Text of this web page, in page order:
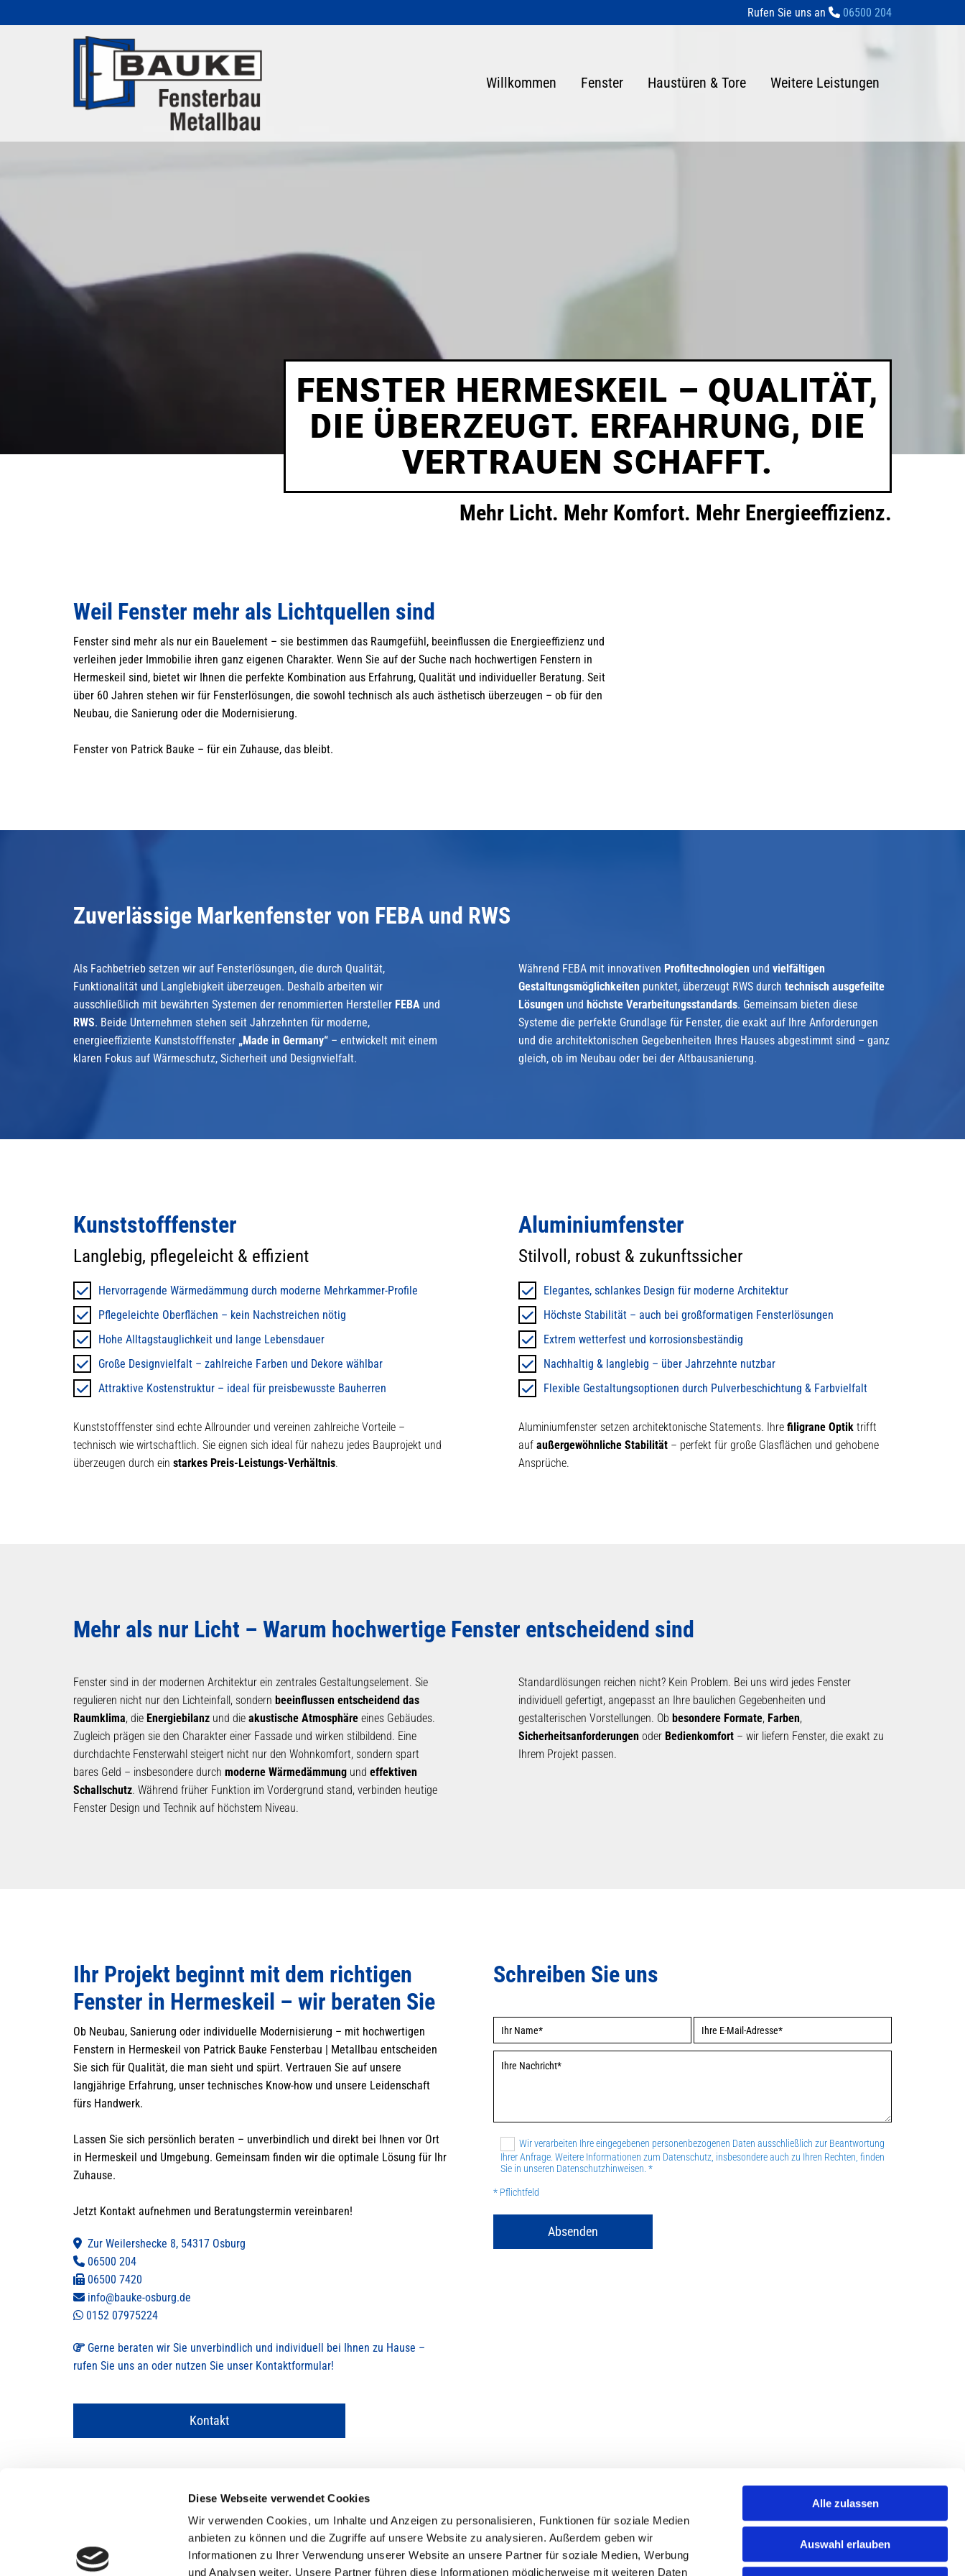
Diese Webseite verwendet Cookies
Wir verwenden Cookies, um Inhalte und Anzeigen zu personalisieren, Funktionen für soziale Medien
anbieten zu können und die Zugriffe auf unsere Website zu analysieren. Außerdem geben wir
Informationen zu Ihrer Verwendung unserer Website an unsere Partner für soziale Medien, Werbung
und Analysen weiter. Unsere Partner führen diese Informationen möglicherweise mit weiteren Daten
Alle zulassen
Auswahl erlauben
Rufen Sie uns an  06500 204
Willkommen Fenster Haustüren & Tore Weitere Leistungen
FENSTER HERMESKEIL – QUALITÄT,
DIE ÜBERZEUGT. ERFAHRUNG, DIE
VERTRAUEN SCHAFFT.
Mehr Licht. Mehr Komfort. Mehr Energieeffizienz.
Weil Fenster mehr als Lichtquellen sind
Fenster sind mehr als nur ein Bauelement – sie bestimmen das Raumgefühl, beeinflussen die Energieeffizienz und
verleihen jeder Immobilie ihren ganz eigenen Charakter. Wenn Sie auf der Suche nach hochwertigen Fenstern in
Hermeskeil sind, bietet wir Ihnen die perfekte Kombination aus Erfahrung, Qualität und individueller Beratung. Seit
über 60 Jahren stehen wir für Fensterlösungen, die sowohl technisch als auch ästhetisch überzeugen – ob für den
Neubau, die Sanierung oder die Modernisierung.
Fenster von Patrick Bauke – für ein Zuhause, das bleibt.
Zuverlässige Markenfenster von FEBA und RWS
Als Fachbetrieb setzen wir auf Fensterlösungen, die durch Qualität,
Funktionalität und Langlebigkeit überzeugen. Deshalb arbeiten wir
ausschließlich mit bewährten Systemen der renommierten Hersteller FEBA und
RWS. Beide Unternehmen stehen seit Jahrzehnten für moderne,
energieeffiziente Kunststofffenster „Made in Germany“ – entwickelt mit einem
klaren Fokus auf Wärmeschutz, Sicherheit und Designvielfalt.
Während FEBA mit innovativen Profiltechnologien und vielfältigen
Gestaltungsmöglichkeiten punktet, überzeugt RWS durch technisch ausgefeilte
Lösungen und höchste Verarbeitungsstandards. Gemeinsam bieten diese
Systeme die perfekte Grundlage für Fenster, die exakt auf Ihre Anforderungen
und die architektonischen Gegebenheiten Ihres Hauses abgestimmt sind – ganz
gleich, ob im Neubau oder bei der Altbausanierung.
Kunststofffenster
Langlebig, pflegeleicht & effizient
Hervorragende Wärmedämmung durch moderne Mehrkammer-Profile
Pflegeleichte Oberflächen – kein Nachstreichen nötig
Hohe Alltagstauglichkeit und lange Lebensdauer
Große Designvielfalt – zahlreiche Farben und Dekore wählbar
Attraktive Kostenstruktur – ideal für preisbewusste Bauherren
Kunststofffenster sind echte Allrounder und vereinen zahlreiche Vorteile –
technisch wie wirtschaftlich. Sie eignen sich ideal für nahezu jedes Bauprojekt und
überzeugen durch ein starkes Preis-Leistungs-Verhältnis.
Aluminiumfenster
Stilvoll, robust & zukunftssicher
Elegantes, schlankes Design für moderne Architektur
Höchste Stabilität – auch bei großformatigen Fensterlösungen
Extrem wetterfest und korrosionsbeständig
Nachhaltig & langlebig – über Jahrzehnte nutzbar
Flexible Gestaltungsoptionen durch Pulverbeschichtung & Farbvielfalt
Aluminiumfenster setzen architektonische Statements. Ihre filigrane Optik trifft
auf außergewöhnliche Stabilität – perfekt für große Glasflächen und gehobene
Ansprüche.
Mehr als nur Licht – Warum hochwertige Fenster entscheidend sind
Fenster sind in der modernen Architektur ein zentrales Gestaltungselement. Sie
regulieren nicht nur den Lichteinfall, sondern beeinflussen entscheidend das
Raumklima, die Energiebilanz und die akustische Atmosphäre eines Gebäudes.
Zugleich prägen sie den Charakter einer Fassade und wirken stilbildend. Eine
durchdachte Fensterwahl steigert nicht nur den Wohnkomfort, sondern spart
bares Geld – insbesondere durch moderne Wärmedämmung und effektiven
Schallschutz. Während früher Funktion im Vordergrund stand, verbinden heutige
Fenster Design und Technik auf höchstem Niveau.
Standardlösungen reichen nicht? Kein Problem. Bei uns wird jedes Fenster
individuell gefertigt, angepasst an Ihre baulichen Gegebenheiten und
gestalterischen Vorstellungen. Ob besondere Formate, Farben,
Sicherheitsanforderungen oder Bedienkomfort – wir liefern Fenster, die exakt zu
Ihrem Projekt passen.
Ihr Projekt beginnt mit dem richtigen
Fenster in Hermeskeil – wir beraten Sie
Ob Neubau, Sanierung oder individuelle Modernisierung – mit hochwertigen
Fenstern in Hermeskeil von Patrick Bauke Fensterbau | Metallbau entscheiden
Sie sich für Qualität, die man sieht und spürt. Vertrauen Sie auf unsere
langjährige Erfahrung, unser technisches Know-how und unsere Leidenschaft
fürs Handwerk.
Lassen Sie sich persönlich beraten – unverbindlich und direkt bei Ihnen vor Ort
in Hermeskeil und Umgebung. Gemeinsam finden wir die optimale Lösung für Ihr
Zuhause.
Jetzt Kontakt aufnehmen und Beratungstermin vereinbaren!
 Zur Weilershecke 8, 54317 Osburg
 06500 204
 06500 7420
 info@bauke-osburg.de
 0152 07975224
 Gerne beraten wir Sie unverbindlich und individuell bei Ihnen zu Hause –
rufen Sie uns an oder nutzen Sie unser Kontaktformular!
Kontakt
Schreiben Sie uns
Wir verarbeiten Ihre eingegebenen personenbezogenen Daten ausschließlich zur Beantwortung
Ihrer Anfrage. Weitere Informationen zum Datenschutz, insbesondere auch zu Ihren Rechten, finden
Sie in unseren Datenschutzhinweisen. *
* Pflichtfeld
Zur Weilershecke 8, 54317 Osburg
 06500 204
Einzugsgebiete:
Trier